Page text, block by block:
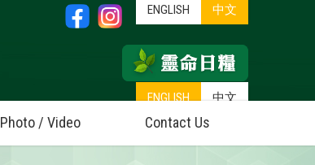
ENGLISH 中文
ENGLISH 中文
Photo / Video Contact Us